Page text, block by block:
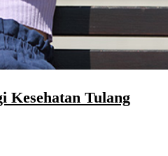
Kesehatan Tulang